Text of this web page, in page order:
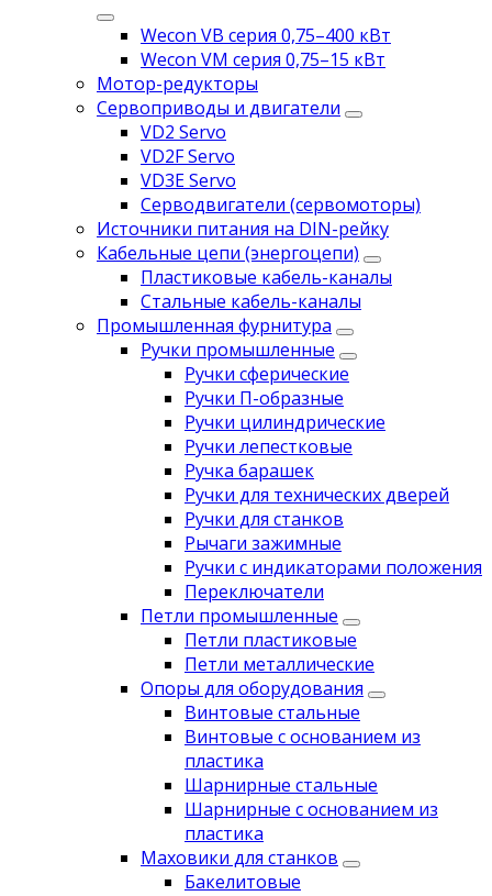
Wecon VB серия 0,75–400 кВт
Wecon VM серия 0,75–15 кВт
Мотор-редукторы
Сервоприводы и двигатели
VD2 Servo
VD2F Servo
VD3E Servo
Серводвигатели (сервомоторы)
Источники питания на DIN-рейку
Кабельные цепи (энергоцепи)
Пластиковые кабель-каналы
Стальные кабель-каналы
Промышленная фурнитура
Ручки промышленные
Ручки сферические
Ручки П-образные
Ручки цилиндрические
Ручки лепестковые
Ручка барашек
Ручки для технических дверей
Ручки для станков
Рычаги зажимные
Ручки с индикаторами положения
Переключатели
Петли промышленные
Петли пластиковые
Петли металлические
Опоры для оборудования
Винтовые стальные
Винтовые с основанием из
пластика
Шарнирные стальные
Шарнирные с основанием из
пластика
Маховики для станков
Бакелитовые